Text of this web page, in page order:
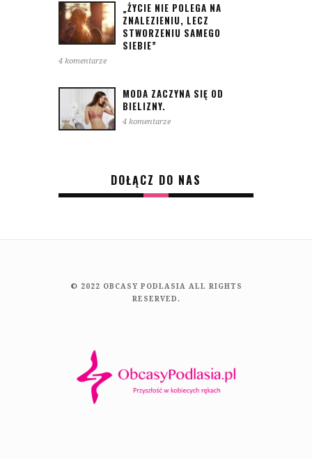
„ŻYCIE NIE POLEGA NA
ZNALEZIENIU, LECZ
STWORZENIU SAMEGO
SIEBIE”
4 komentarze
MODA ZACZYNA SIĘ OD
BIELIZNY.
4 komentarze
DOŁĄCZ DO NAS
© 2022 OBCASY PODLASIA ALL RIGHTS
RESERVED.